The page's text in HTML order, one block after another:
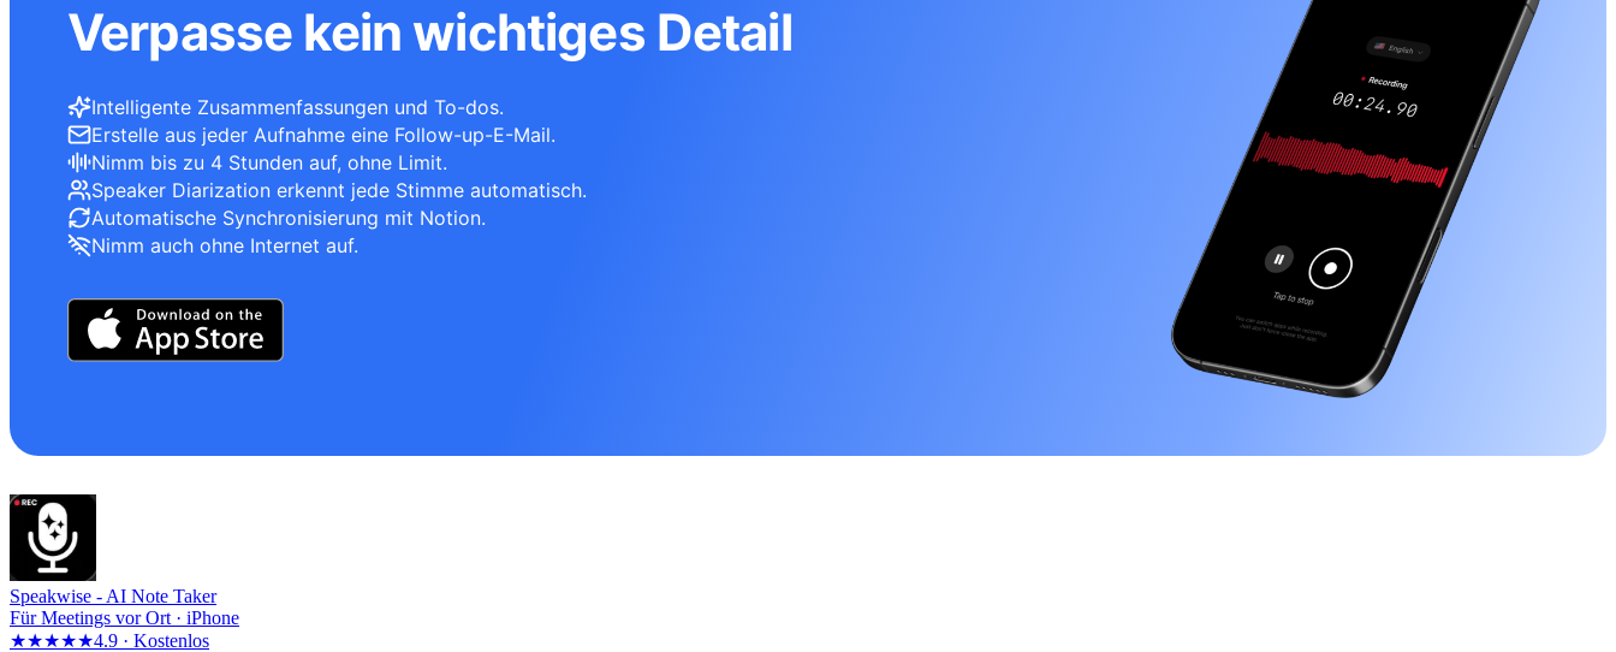
Verpasse kein wichtiges Detail
Intelligente Zusammenfassungen und To-dos.
Erstelle aus jeder Aufnahme eine Follow-up-E-Mail.
Nimm bis zu 4 Stunden auf, ohne Limit.
Speaker Diarization erkennt jede Stimme automatisch.
Automatische Synchronisierung mit Notion.
Nimm auch ohne Internet auf.
Speakwise - AI Note Taker
Für Meetings vor Ort · iPhone
★★★★★4.9 · Kostenlos